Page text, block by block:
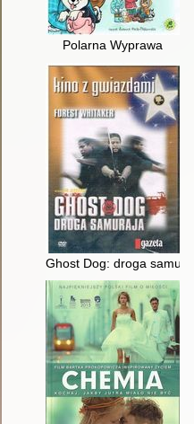
Polarna Wyprawa
Ghost Dog: droga